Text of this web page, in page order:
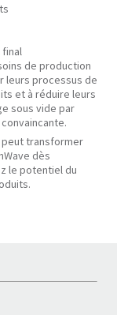
de production
leurs processus de
et à réduire leurs
sous vide par
peut transformer
dès
le potentiel du